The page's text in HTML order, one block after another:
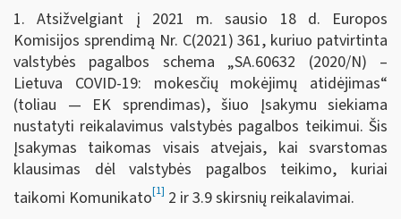
1. Atsižvelgiant į 2021 m. sausio 18 d. Europos
Komisijos sprendimą Nr. C(2021) 361, kuriuo patvirtinta
valstybės pagalbos schema „SA.60632 (2020/N) –
Lietuva COVID-19: mokesčių mokėjimų atidėjimas“
(toliau — EK sprendimas), šiuo Įsakymu siekiama
nustatyti reikalavimus valstybės pagalbos teikimui. Šis
Įsakymas taikomas visais atvejais, kai svarstomas
klausimas dėl valstybės pagalbos teikimo, kuriai
taikomi Komunikato[1] 2 ir 3.9 skirsnių reikalavimai.